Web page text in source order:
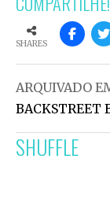
SHARES
ARQUIVADO
BACKSTREET
SHUFFLE